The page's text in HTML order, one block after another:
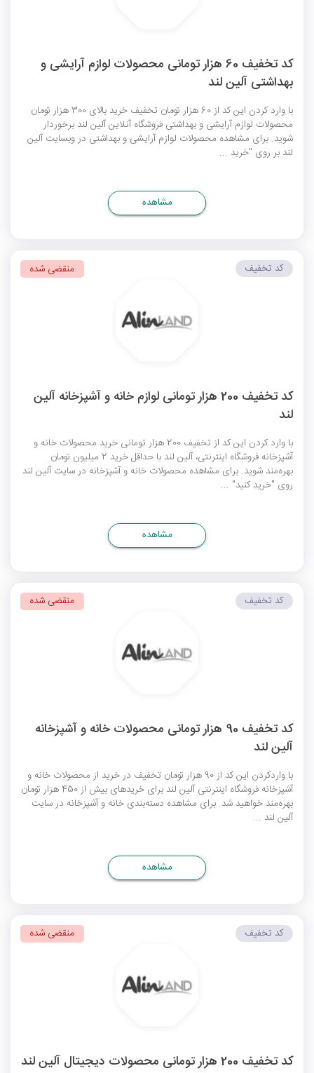
کد تخفیف 60 هزار تومانی محصولات لوازم آرایشی و
بهداشتی آلین لند
با وارد کردن این کد از 60 هزار تومان تخفیف خرید بالای 300 هزار تومان
محصولات لوازم آرایشی و بهداشتی فروشگاه آنلاین آلین لند برخوردار
شوید. برای مشاهده محصولات لوازم آرایشی و بهداشتی در وبسایت آلین
لند بر روی "خرید ...
مشاهده
کد تخفیف 200 هزار تومانی لوازم خانه و آشپزخانه آلین
لند
با وارد کردن این کد از تخفیف 200 هزار تومانی خرید محصولات خانه و
آشپزخانه فروشگاه اینترنتی، آلین لند با حداقل خرید 2 میلیون تومان
بهره‌مند شوید. برای مشاهده محصولات خانه و آشپزخانه در سایت آلین لند
روی "خرید کنید" ...
کد تخفیف منقضی شده
مشاهده
کد تخفیف 90 هزار تومانی محصولات خانه و آشپزخانه
آلین لند
با واردکردن این کد از 90 هزار تومان تخفیف در خرید از محصولات خانه و
آشپزخانه فروشگاه اینترنتی آلین لند برای خریدهای بیش از 450 هزار تومان
بهره‌مند خواهید شد. برای مشاهده دسته‌بندی خانه و آشپزخانه در سایت
آلین لند ...
کد تخفیف منقضی شده
مشاهده
کد تخفیف 200 هزار تومانی محصولات دیجیتال آلین لند
کد تخفیف منقضی شده